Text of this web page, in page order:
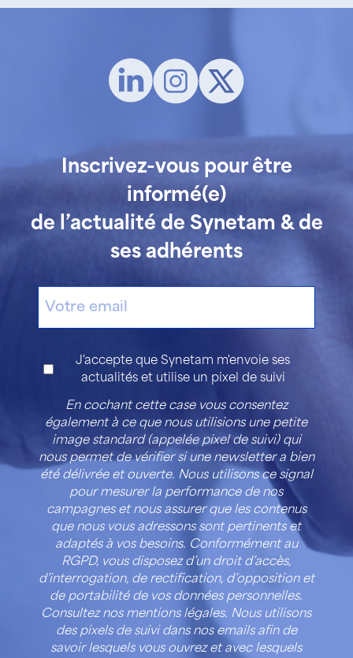
Inscrivez-vous pour être
informé(e)
de l’actualité de Synetam & de
ses adhérents
Consentement
J'accepte que Synetam m'envoie ses
actualités et utilise un pixel de suivi
En cochant cette case vous consentez
également à ce que nous utilisions une petite
image standard (appelée pixel de suivi) qui
nous permet de vérifier si une newsletter a bien
été délivrée et ouverte. Nous utilisons ce signal
pour mesurer la performance de nos
campagnes et nous assurer que les contenus
que nous vous adressons sont pertinents et
adaptés à vos besoins. Conformément au
RGPD, vous disposez d’un droit d’accès,
d’interrogation, de rectification, d’opposition et
de portabilité de vos données personnelles.
Consultez nos mentions légales. Nous utilisons
des pixels de suivi dans nos emails afin de
savoir lesquels vous ouvrez et avec lesquels